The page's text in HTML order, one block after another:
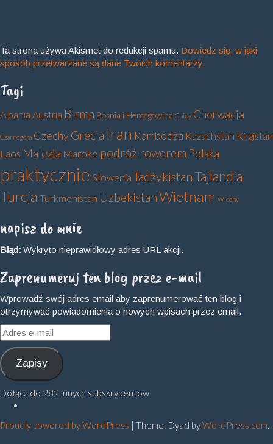
Ta strona używa Akismet do redukcji spamu. Dowiedz się, w jaki
sposób przetwarzane są dane Twoich komentarzy.
Tagi
Albania Austria Birma Bośnia i Hercegowina Chiny Chorwacja
Czarnogóra CzechyGrecja Iran Kambodża Kazachstan Kirgistan
Laos Malezja Maroko podróż rowerem Polska
praktycznie Słowenia TadżykistanTajlandia
Turcja Turkmenistan UzbekistanWietnam Włochy
napisz do mnie
Błąd: Wykryto nieprawidłowy adres URL akcji.
Zaprenumeruj ten blog przez e-mail
Wprowadź swój adres email aby zaprenumerować ten blog i
otrzymywać powiadomienia o nowych wpisach przez email.
Adres
e-
mail
Zapisy
Dołącz do 282 innych subskrybentów
Proudly powered by WordPress | Theme: Dyad byWordPress.com